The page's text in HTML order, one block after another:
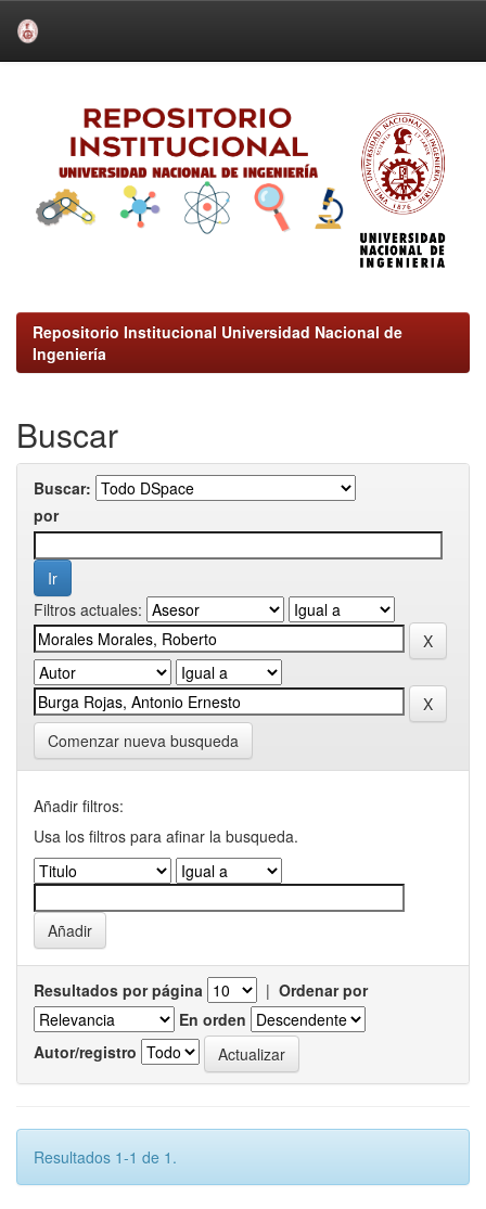
Repositorio Institucional Universidad Nacional de
Ingeniería
Buscar
Buscar:
por
Filtros actuales:
Comenzar nueva busqueda
Añadir filtros:
Usa los filtros para afinar la busqueda.
Resultados por página | Ordenar por
En orden
Autor/registro
Resultados 1-1 de 1.